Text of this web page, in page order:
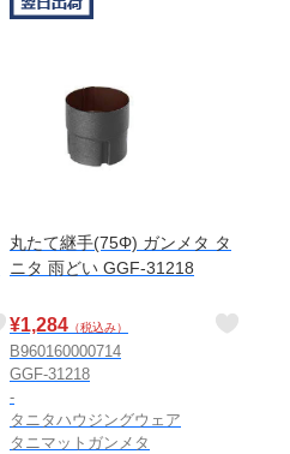
丸たて継手(75Φ) ガンメタ タ
ニタ 雨どい GGF-31218
¥1,284 （税込み）
B960160000714
GGF-31218
-
タニタハウジングウェア
タニマットガンメタ